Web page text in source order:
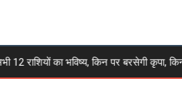
का भविष्य, किन पर बरसेगी कृपा, किन्हें